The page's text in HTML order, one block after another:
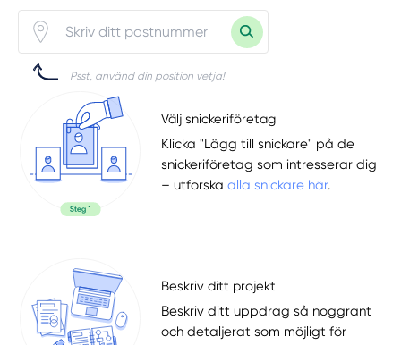
Psst, använd din position vetja!
Välj snickeriföretag
Klicka "Lägg till snickare" på de
snickeriföretag som intresserar dig
– utforskaalla snickare här.
Beskriv ditt projekt
Beskriv ditt uppdrag så noggrant
och detaljerat som möjligt för